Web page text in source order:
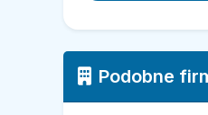
Podobne